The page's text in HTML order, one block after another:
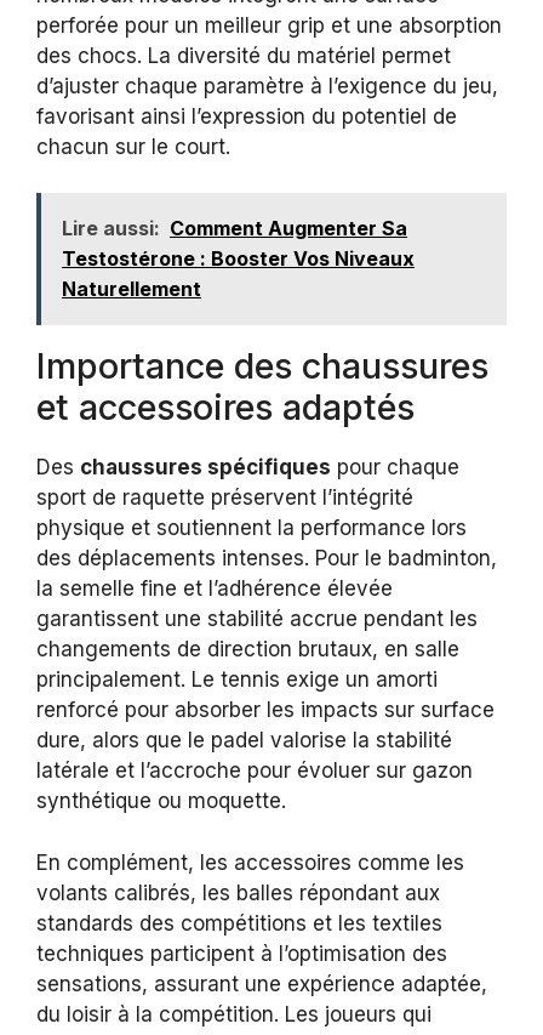
perforée pour un meilleur grip et une absorption
des chocs. La diversité du matériel permet
d’ajuster chaque paramètre à l’exigence du jeu,
favorisant ainsi l’expression du potentiel de
chacun sur le court.
Lire aussi: Comment Augmenter Sa
Testostérone : Booster Vos Niveaux
Naturellement
Importance des chaussures
et accessoires adaptés
Des chaussures spécifiques pour chaque
sport de raquette préservent l’intégrité
physique et soutiennent la performance lors
des déplacements intenses. Pour le badminton,
la semelle fine et l’adhérence élevée
garantissent une stabilité accrue pendant les
changements de direction brutaux, en salle
principalement. Le tennis exige un amorti
renforcé pour absorber les impacts sur surface
dure, alors que le padel valorise la stabilité
latérale et l’accroche pour évoluer sur gazon
synthétique ou moquette.
En complément, les accessoires comme les
volants calibrés, les balles répondant aux
standards des compétitions et les textiles
techniques participent à l’optimisation des
sensations, assurant une expérience adaptée,
du loisir à la compétition. Les joueurs qui